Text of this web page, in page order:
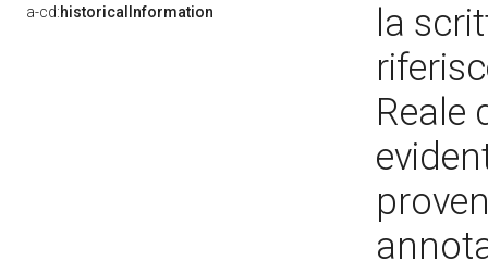
a-cd:historicalInformation
la
Reale